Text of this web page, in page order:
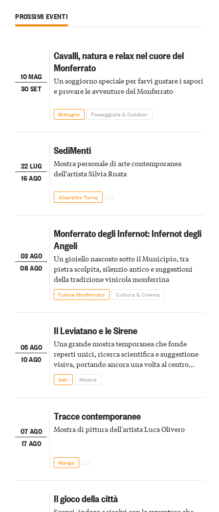
PROSSIMI EVENTI
10 MAG
30 SET
Cavalli, natura e relax nel cuore del
Monferrato
Un soggiorno speciale per farvi gustare i sapori
e provare le avventure del Monferrato
Bistagno Passeggiate & Outdoor
22 LUG
16 AGO
SediMenti
Mostra personale di arte contemporanea
dell'artista Silvia Ruata
Albaretto Torre
03 AGO
08 AGO
Monferrato degli Infernot: Infernot degli
Angeli
Un gioiello nascosto sotto il Municipio, tra
pietra scolpita, silenzio antico e suggestioni
della tradizione vinicola monferrina
Fubine Monferrato Cultura & Cinema
05 AGO
10 AGO
Il Leviatano e le Sirene
Una grande mostra temporanea che fonde
reperti unici, ricerca scientifica e suggestione
visiva, portando ancora una volta al centro
della scena le meraviglie del passato astigiano
Asti Mostre
07 AGO
17 AGO
Tracce contemporanee
Mostra di pittura dell'artista Luca Olivero
Mango
Il gioco della città